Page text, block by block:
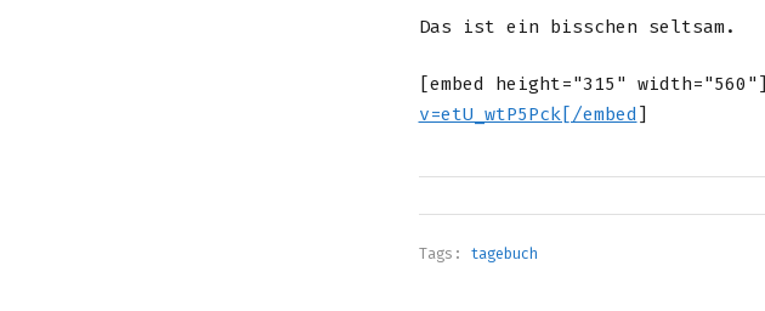
Das ist ein bisschen seltsam.
[embed height="315" width="560"]
v=etU_wtP5Pck[/embed ]
Tags: tagebuch